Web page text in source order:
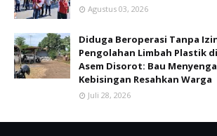
Agustus 03, 2026
Diduga Beroperasi Tanpa
Pengolahan Limbah Plastik
Asem Disorot: Bau
Kebisingan Resahkan Warga
Juli 28, 2026